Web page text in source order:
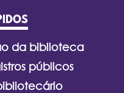
da biblioteca
públicos